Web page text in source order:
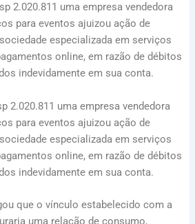
2.020.811 uma empresa vendedora
para eventos ajuizou ação de
especializada em serviços
online, em razão de débitos
indevidamente em sua conta.
2.020.811 uma empresa vendedora
para eventos ajuizou ação de
especializada em serviços
online, em razão de débitos
indevidamente em sua conta.
que o vínculo estabelecido com a
uma relação de consumo,